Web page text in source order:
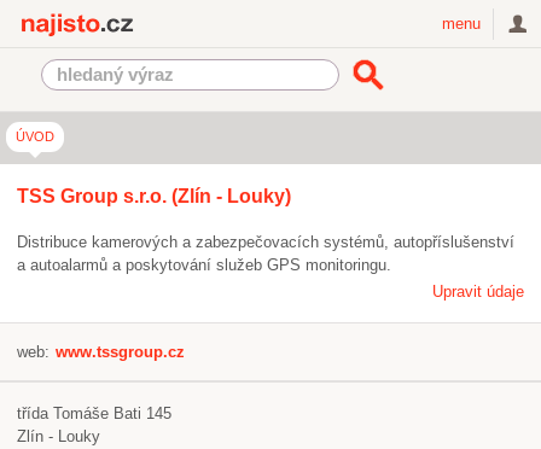
menu
ÚVOD
TSS Group s.r.o. (Zlín - Louky)
Distribuce kamerových a zabezpečovacích systémů, autopříslušenství
a autoalarmů a poskytování služeb GPS monitoringu.
Upravit údaje
web: www.tssgroup.cz
třída Tomáše Bati 145
Zlín - Louky